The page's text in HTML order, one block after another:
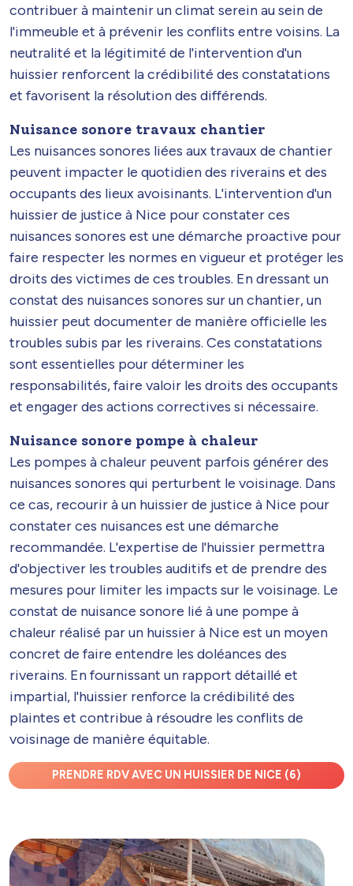
contribuer à maintenir un climat serein au sein de
l'immeuble et à prévenir les conflits entre voisins. La
neutralité et la légitimité de l'intervention d'un
huissier renforcent la crédibilité des constatations
et favorisent la résolution des différends.
Nuisance sonore travaux chantier
Les nuisances sonores liées aux travaux de chantier
peuvent impacter le quotidien des riverains et des
occupants des lieux avoisinants. L'intervention d'un
huissier de justice à Nice pour constater ces
nuisances sonores est une démarche proactive pour
faire respecter les normes en vigueur et protéger les
droits des victimes de ces troubles. En dressant un
constat des nuisances sonores sur un chantier, un
huissier peut documenter de manière officielle les
troubles subis par les riverains. Ces constatations
sont essentielles pour déterminer les
responsabilités, faire valoir les droits des occupants
et engager des actions correctives si nécessaire.
Nuisance sonore pompe à chaleur
Les pompes à chaleur peuvent parfois générer des
nuisances sonores qui perturbent le voisinage. Dans
ce cas, recourir à un huissier de justice à Nice pour
constater ces nuisances est une démarche
recommandée. L'expertise de l'huissier permettra
d'objectiver les troubles auditifs et de prendre des
mesures pour limiter les impacts sur le voisinage. Le
constat de nuisance sonore lié à une pompe à
chaleur réalisé par un huissier à Nice est un moyen
concret de faire entendre les doléances des
riverains. En fournissant un rapport détaillé et
impartial, l'huissier renforce la crédibilité des
plaintes et contribue à résoudre les conflits de
voisinage de manière équitable.
PRENDRE RDV AVEC UN HUISSIER DE NICE (6)